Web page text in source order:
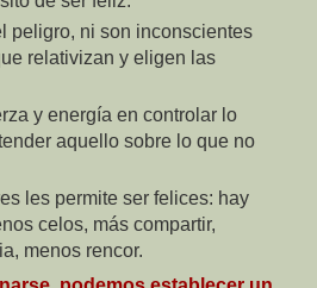
peligro, ni son inconscientes
relativizan y eligen las
y energía en controlar lo
aquello sobre lo que no
les permite ser felices: hay
celos, más compartir,
menos rencor.